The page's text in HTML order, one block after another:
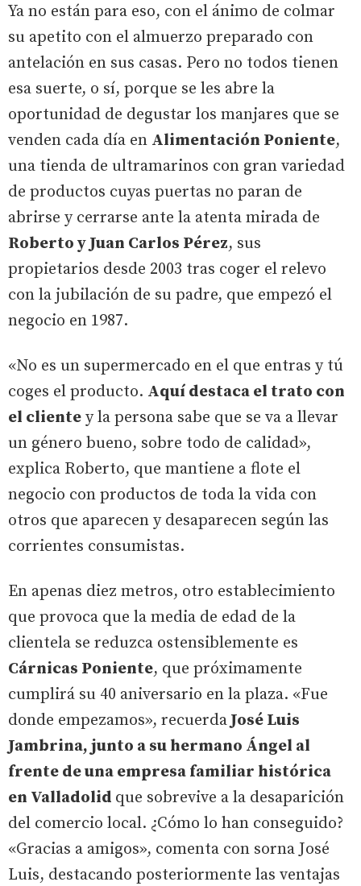
Ya no están para eso, con el ánimo de colmar
su apetito con el almuerzo preparado con
antelación en sus casas. Pero no todos tienen
esa suerte, o sí, porque se les abre la
oportunidad de degustar los manjares que se
venden cada día en Alimentación Poniente,
una tienda de ultramarinos con gran variedad
de productos cuyas puertas no paran de
abrirse y cerrarse ante la atenta mirada de
Roberto y Juan Carlos Pérez, sus
propietarios desde 2003 tras coger el relevo
con la jubilación de su padre, que empezó el
negocio en 1987.
«No es un supermercado en el que entras y tú
coges el producto. Aquí destaca el trato con
el cliente y la persona sabe que se va a llevar
un género bueno, sobre todo de calidad»,
explica Roberto, que mantiene a flote el
negocio con productos de toda la vida con
otros que aparecen y desaparecen según las
corrientes consumistas.
En apenas diez metros, otro establecimiento
que provoca que la media de edad de la
clientela se reduzca ostensiblemente es
Cárnicas Poniente, que próximamente
cumplirá su 40 aniversario en la plaza. «Fue
donde empezamos», recuerdaJosé Luis
Jambrina, junto a su hermano Ángel al
frente de una empresa familiar histórica
en Valladolid que sobrevive a la desaparición
del comercio local. ¿Cómo lo han conseguido?
«Gracias a amigos», comenta con sorna José
Luis, destacando posteriormente las ventajas